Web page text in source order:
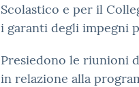
Scolastico e per il
i garanti degli impegni
Presiedono le riunioni
in relazione alla